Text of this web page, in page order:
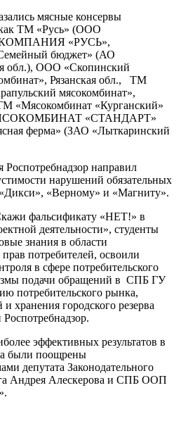
мясные консервы
ТМ «Русь» (ООО
«РУСЬ»,
бюджет» (АО
обл.), ООО «Скопинский
Рязанская обл., ТМ
мясокомбинат»,
«Мясокомбинат «Курганский»
«СТАНДАРТ»
ферма» (ЗАО «Лыткаринский
направил
нарушений обязательных
«Верному» и «Магниту».
фальсификату «НЕТ!» в
деятельности», студенты
знания в области
прав потребителей, освоили
в сфере потребительского
подачи обращений в СПБ ГУ
потребительского рынка,
хранения городского резерва
эффективных результатов в
были поощрены
депутата Законодательного
Андрея Алескерова и СПБ ООП